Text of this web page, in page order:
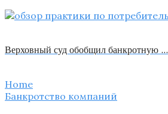
Верховный суд обобщил банкротную …
Home
Банкротство компаний